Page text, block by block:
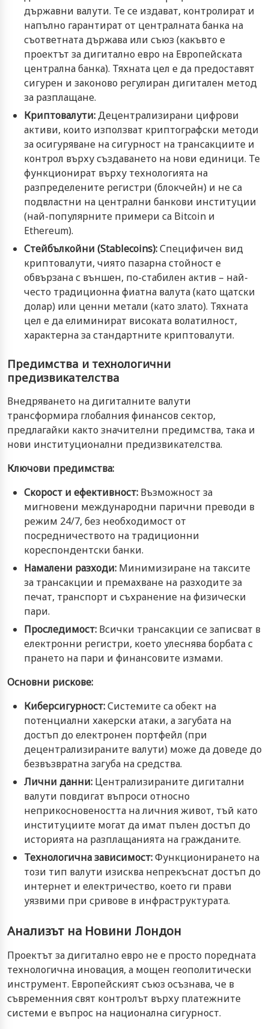
държавни валути. Те се издават, контролират и
напълно гарантират от централната банка на
съответната държава или съюз (какъвто е
проектът за дигитално евро на Европейската
централна банка). Тяхната цел е да предоставят
сигурен и законово регулиран дигитален метод
за разплащане.
Криптовалути:Децентрализирани цифрови
активи, които използват криптографски методи
за осигуряване на сигурност на трансакциите и
контрол върху създаването на нови единици. Те
функционират върху технологията на
разпределените регистри (блокчейн) и не са
подвластни на централни банкови институции
(най-популярните примери са Bitcoin и
Ethereum).
Стейбълкойни (Stablecoins):Специфичен вид
криптовалути, чиято пазарна стойност е
обвързана с външен, по-стабилен актив – най-
често традиционна фиатна валута (като щатски
долар) или ценни метали (като злато). Тяхната
цел е да елиминират високата волатилност,
характерна за стандартните криптовалути.
Предимства и технологични
предизвикателства
Внедряването на дигиталните валути
трансформира глобалния финансов сектор,
предлагайки както значителни предимства, така и
нови институционални предизвикателства.
Ключови предимства:
Скорост и ефективност: Възможност за
мигновени международни парични преводи в
режим 24/7, без необходимост от
посредничеството на традиционни
кореспондентски банки.
Намалени разходи: Минимизиране на таксите
за трансакции и премахване на разходите за
печат, транспорт и съхранение на физически
пари.
Проследимост: Всички трансакции се записват в
електронни регистри, което улеснява борбата с
прането на пари и финансовите измами.
Основни рискове:
Киберсигурност:Системите са обект на
потенциални хакерски атаки, а загубата на
достъп до електронен портфейл (при
децентрализираните валути) може да доведе до
безвъзвратна загуба на средства.
Лични данни: Централизираните дигитални
валути повдигат въпроси относно
неприкосновеността на личния живот, тъй като
институциите могат да имат пълен достъп до
историята на разплащанията на гражданите.
Технологична зависимост:Функционирането на
този тип валути изисква непрекъснат достъп до
интернет и електричество, което ги прави
уязвими при сривове в инфраструктурата.
Анализът на Новини Лондон
Проектът за дигитално евро не е просто поредната
технологична иновация, а мощен геополитически
инструмент. Европейският съюз осъзнава, че в
съвременния свят контролът върху платежните
системи е въпрос на национална сигурност.